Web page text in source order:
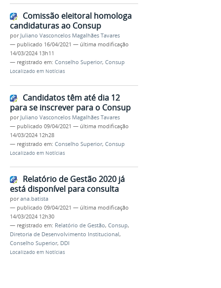
Comissão eleitoral homologa
candidaturas ao Consup
por Juliano Vasconcelos Magalhães Tavares
— publicado 16/04/2021 — última modificação
14/03/2024 13h11
— registrado em: Conselho Superior, Consup
Localizado em Notícias
Candidatos têm até dia 12
para se inscrever para o Consup
por Juliano Vasconcelos Magalhães Tavares
— publicado 09/04/2021 — última modificação
14/03/2024 12h28
— registrado em: Conselho Superior, Consup
Localizado em Notícias
Relatório de Gestão 2020 já
está disponível para consulta
porana.batista
— publicado 09/04/2021 — última modificação
14/03/2024 12h30
— registrado em: Relatório de Gestão, Consup,
Diretoria de Desenvolvimento Institucional,
Conselho Superior, DDI
Localizado em Notícias